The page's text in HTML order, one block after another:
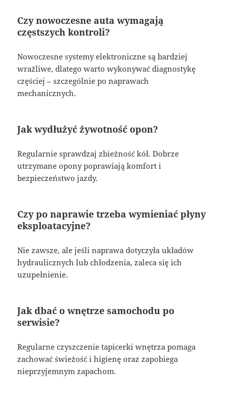
Czy nowoczesne auta wymagają
częstszych kontroli?
Nowoczesne systemy elektroniczne są bardziej
wrażliwe, dlatego warto wykonywać diagnostykę
częściej – szczególnie po naprawach
mechanicznych.
Jak wydłużyć żywotność opon?
Regularnie sprawdzaj zbieżność kół. Dobrze
utrzymane opony poprawiają komfort i
bezpieczeństwo jazdy.
Czy po naprawie trzeba wymieniać płyny
eksploatacyjne?
Nie zawsze, ale jeśli naprawa dotyczyła układów
hydraulicznych lub chłodzenia, zaleca się ich
uzupełnienie.
Jak dbać o wnętrze samochodu po
serwisie?
Regularne czyszczenie tapicerki wnętrza pomaga
zachować świeżość i higienę oraz zapobiega
nieprzyjemnym zapachom.